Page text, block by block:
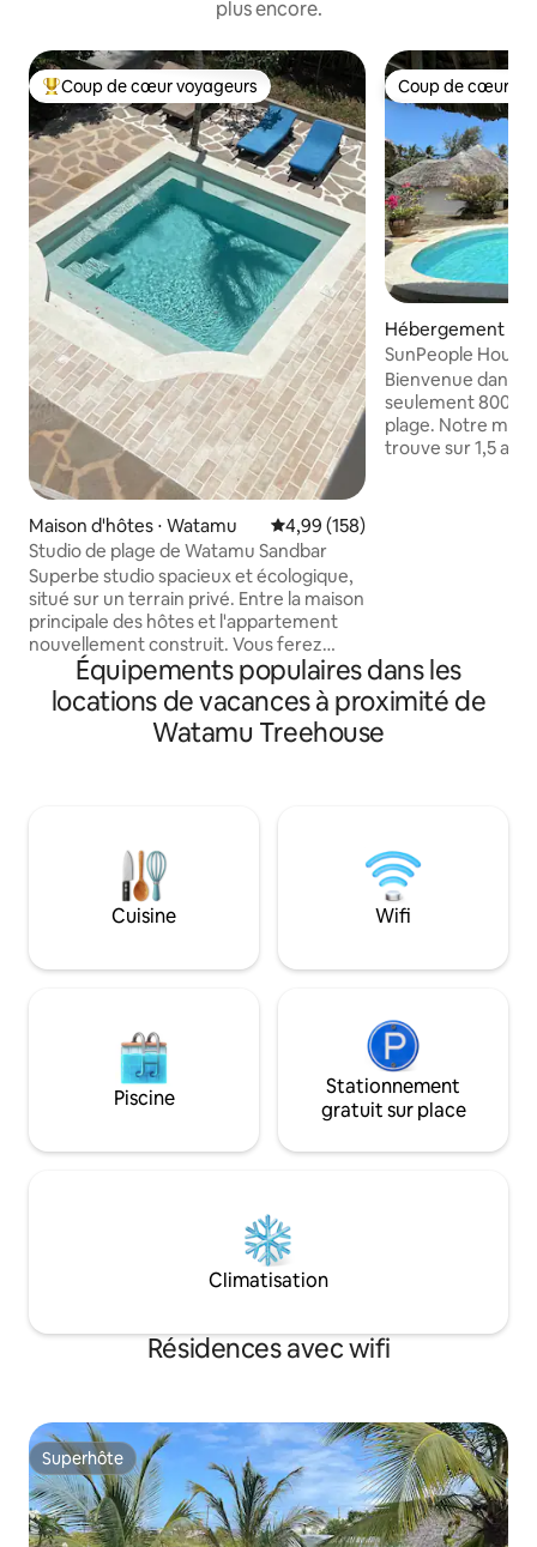
plus encore.
Coups de cœur voyageurs les plus appréciés
Coup de cœur voyageurs
Maison d'hôtes ⋅ Watamu Évaluation moyenne sur la
4,99 (158)
Studio de plage de Watamu Sandbar
Superbe studio spacieux et écologique,
situé sur un terrain privé. Entre la maison
principale des hôtes et l'appartement
nouvellement construit. Vous ferez
l'expérience de l'intimité, loin des routes
principales ou des stations balnéaires :
luxe et paix abordables. Modernisé dans
un emplacement parfait de tranquillité, à
plongée sous-marine et sports
nautiques disponibles. Mida Creek est à
proximité - un endroit privilégié pour les
Coup de cœur
Coup de cœur
Hébergement ⋅
SunPeople
grand jardin
Bienvenue dans
seulement 800
plage. Notre
trouve sur 1,5
plantes sans fin.
SunPeople
Équipements populaires dans les
locations de vacances à proximité de
Watamu Treehouse
Cuisine Wifi
Piscine
Stationnement
gratuit sur place
Climatisation
Résidences avec wifi
Superhôte
Superhôte